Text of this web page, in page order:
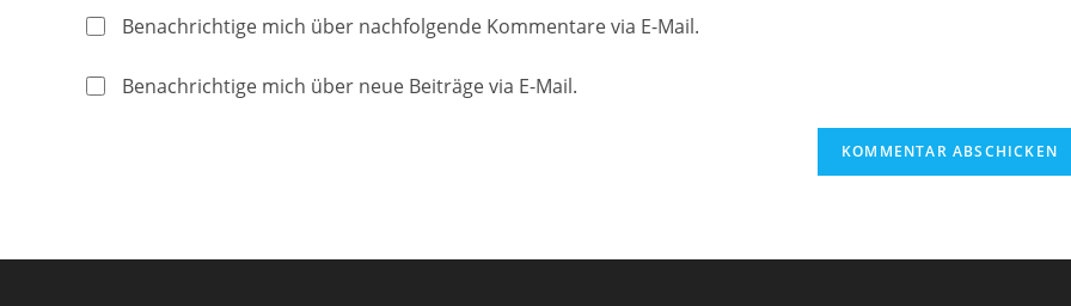
Namen
Benutzernamen
Mail-
Adresse
Benachrichtige mich über nachfolgende Kommentare via E-Mail.
Benachrichtige mich über neue Beiträge via E-Mail.